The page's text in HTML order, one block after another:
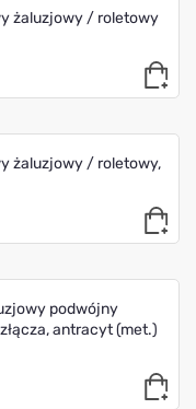
żaluzjowy / roletowy
żaluzjowy / roletowy,
podwójny
antracyt (met.)